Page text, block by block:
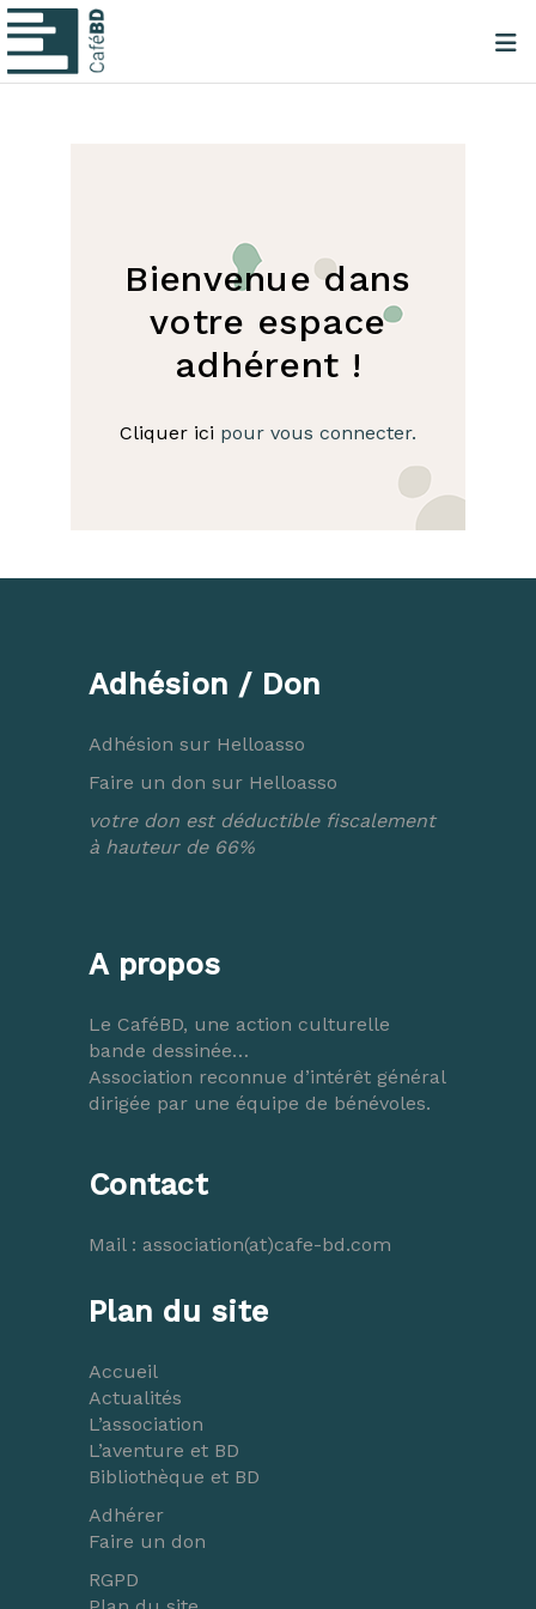
Bienvenue dans
votre espace
adhérent !
Cliquer ici pour vous connecter.
Adhésion / Don
Adhésion sur Helloasso
Faire un don sur Helloasso
votre don est déductible fiscalement
à hauteur de 66%
A propos
Le CaféBD, une action culturelle
bande dessinée…
Association reconnue d’intérêt général
dirigée par une équipe de bénévoles.
Contact
Mail : association(at)cafe-bd.com
Plan du site
Accueil
Actualités
L’association
L’aventure et BD
Bibliothèque et BD
Adhérer
Faire un don
RGPD